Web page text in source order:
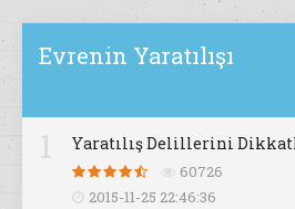
Evrenin Yaratılışı
Yaratılış Delillerini
60726
2015-11-25 22:46:36